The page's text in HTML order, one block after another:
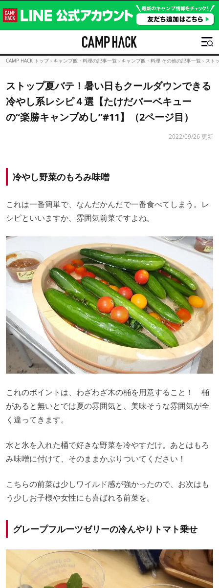
CAMP HACK トップ › キャンプ飯・料理の記事一覧 › キャンプ飯・料理 その他の記事一覧 › スト
ストップ夏バテ！暑い日もクールダウンできる
冷やし系レシピ４選【たけだバーベキュー
の“楽勝キャンプめし”#11】（2ページ目）
2022/09/26 更新
冷やし野菜のもろみ味噌
これは一番簡単で、なんだかんだで一番食べてしまう。レ
シピといいますか、雰囲気前菜ですよね。
これのポイントは、わざわざ木の桶を用意すること！ 桶
があると無いとでは夏の雰囲気と、美味そうな雰囲気が全
く違ってきます。
水と氷を入れた桶で好きな野菜を冷やすだけ。あとはもろ
み味噌に付けて、そのままかぶりついてください！
こちらの前菜は少しワイルド感が強かったので、お次はも
う少しお子様や女性にも喜ばれる前菜を。
グレープフルーツゼリーの冷んやりトマト乗せ